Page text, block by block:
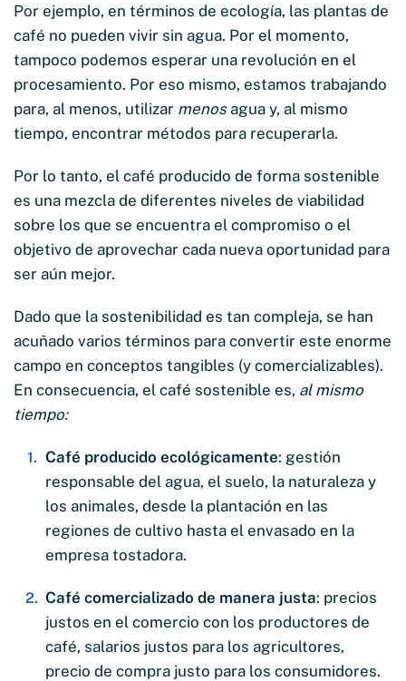
Por ejemplo, en términos de ecología, las plantas de
café no pueden vivir sin agua. Por el momento,
tampoco podemos esperar una revolución en el
procesamiento. Por eso mismo, estamos trabajando
para, al menos, utilizar menosagua y, al mismo
tiempo, encontrar métodos para recuperarla.
Por lo tanto, el café producido de forma sostenible
es una mezcla de diferentes niveles de viabilidad
sobre los que se encuentra el compromiso o el
objetivo de aprovechar cada nueva oportunidad para
ser aún mejor.
Dado que la sostenibilidad es tan compleja, se han
acuñado varios términos para convertir este enorme
campo en conceptos tangibles (y comercializables).
En consecuencia, el café sostenible es, al mismo
tiempo:
Café producido ecológicamente: gestión
responsable del agua, el suelo, la naturaleza y
los animales, desde la plantación en las
regiones de cultivo hasta el envasado en la
empresa tostadora.
Café comercializado de manera justa: precios
justos en el comercio con los productores de
café, salarios justos para los agricultores,
precio de compra justo para los consumidores.